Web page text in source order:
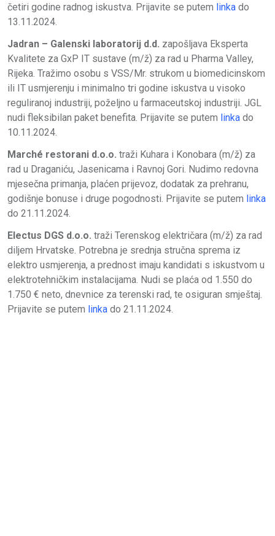
četiri godine radnog iskustva. Prijavite se putem linka do
13.11.2024.
Jadran – Galenski laboratorij d.d. zapošljava Eksperta
Kvalitete za GxP IT sustave (m/ž) za rad u Pharma Valley,
Rijeka. Tražimo osobu s VSS/Mr. strukom u biomedicinskom
ili IT usmjerenju i minimalno tri godine iskustva u visoko
reguliranoj industriji, poželjno u farmaceutskoj industriji. JGL
nudi fleksibilan paket benefita. Prijavite se putem linka do
10.11.2024.
Marché restorani d.o.o. traži Kuhara i Konobara (m/ž) za
rad u Draganiću, Jasenicama i Ravnoj Gori. Nudimo redovna
mjesečna primanja, plaćen prijevoz, dodatak za prehranu,
godišnje bonuse i druge pogodnosti. Prijavite se putem linka
do 21.11.2024.
Electus DGS d.o.o. traži Terenskog električara (m/ž) za rad
diljem Hrvatske. Potrebna je srednja stručna sprema iz
elektro usmjerenja, a prednost imaju kandidati s iskustvom u
elektrotehničkim instalacijama. Nudi se plaća od 1.550 do
1.750 € neto, dnevnice za terenski rad, te osiguran smještaj.
Prijavite se putem linka do 21.11.2024.